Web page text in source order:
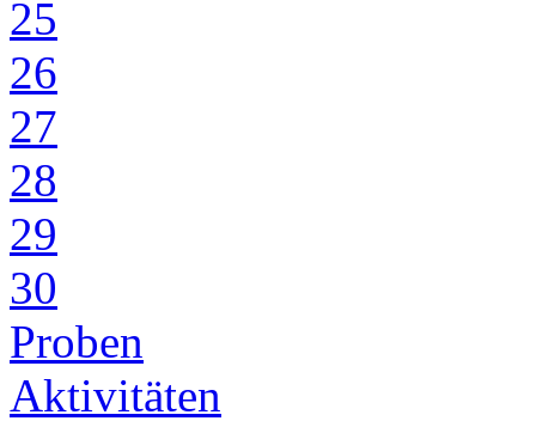
25
26
27
28
29
30
Proben
Aktivitäten